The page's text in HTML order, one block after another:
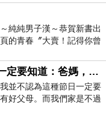
純純男子漢～恭賀新書出
的青春〞大賣！記得你曾
的圖^^感覺大家
出生即欠債？孩子一定要知道：爸媽，其實我不欠你們
並不認為這種節日一定要
好父母。而我們家是不過
感，生活趨近冷